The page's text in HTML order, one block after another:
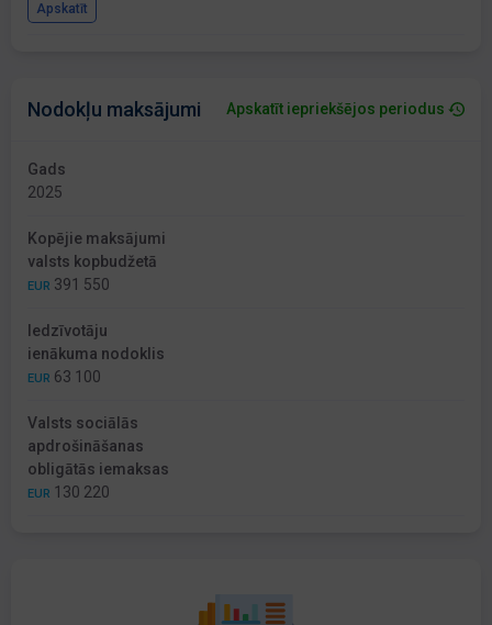
Apskatīt
Nodokļu maksājumi Apskatīt iepriekšējos periodus
Gads
2025
Kopējie maksājumi
valsts kopbudžetā
EUR 391 550
Iedzīvotāju
ienākuma nodoklis
EUR 63 100
Valsts sociālās
apdrošināšanas
obligātās iemaksas
EUR 130 220